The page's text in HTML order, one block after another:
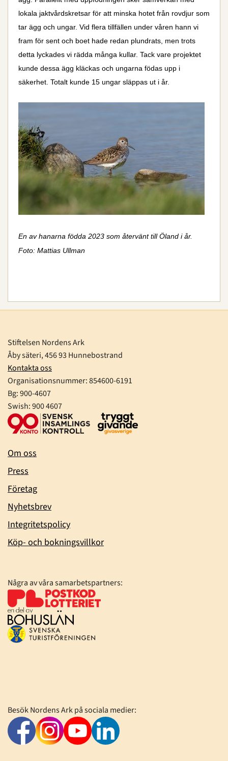
lokala jaktvårdskretsar för att minska hotet från rovdjur som
tar ägg och ungar. Vid flera tillfällen under våren hann vi
fram för sent och boet hade redan plundrats, men trots
detta lyckades vi rädda många kullar. Tack vare projektet
kunde dessa ägg kläckas och ungarna födas upp i
säkerhet. Totalt kunde 15 ungar släppas ut i år.
En av hanarna födda 2023 som återvänt till Öland i år.
Foto: Mattias Ullman
Stiftelsen Nordens Ark
Åby säteri, 456 93 Hunnebostrand
Kontakta oss
Organisationsnummer:854600-6191
Bg: 900-4607
Swish: 900 4607
Om oss
Press
Företag
Nyhetsbrev
Integritetspolicy
Köp- och bokningsvillkor
Några av våra samarbetspartners:
Besök Nordens Ark på sociala medier: